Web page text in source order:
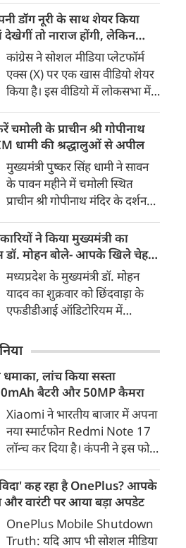
होने और कई हिस्सों में मूसलाधार
बारिश, जलभराव व बाढ़ जैसी स्थिति
को लेकर चेतावनी जारी की है।
पश्चिम भारत के तटीय इलाकों से
लेकर उत्तर भारत के मैदानी व पहाड़ी
क्षेत्रों में अगले 24 से 48 घंटों के
दौरान भारी से अत्यधिक भारी बारिश
का अलर्ट दिया गया है।
डॉग नूरी के साथ शेयर किया
देखेगीं तो नाराज होंगी, लेकिन
कांग्रेस ने सोशल मीडिया प्लेटफॉर्म
एक्स (X) पर एक खास वीडियो शेयर
किया है। इस वीडियो में लोकसभा में
सोनिया गांधी के पालतू डॉगी नूरी के
साथ समय बिताते हुए दिखाई दे रहे
हैं। वीडियो के जरिए कांग्रेस ने लोगों से
बेजुबान जानवरों के प्रति प्यार,
सम्मान और दया का भाव रखने की
अपील की है
के प्राचीन श्री गोपीनाथ
धामी की श्रद्धालुओं से अपील
मुख्यमंत्री पुष्कर सिंह धामी ने सावन
के पावन महीने में चमोली स्थित
प्राचीन श्री गोपीनाथ मंदिर के दर्शन
का इतिहास, वास्तुकला, धार्मिक
महत्व और यहां पहुंचने का पूरा मार्ग।
ने किया मुख्यमंत्री का
डॉ. मोहन बोले- आपके खिले चेहरे
है
मध्यप्रदेश के मुख्यमंत्री डॉ. मोहन
यादव का शुक्रवार को छिंदवाड़ा के
एफडीडीआई ऑडिटोरियम में
अधिकारियों-कर्मचारियों ने प्रमोशन
मौके पर मुख्यमंत्री डॉ. मोहन यादव ने
कहा कि राज्य सरकार कई तरह के
काम करना चाहती है। प्रधानमंत्री नरेंद्र
मोदी के नेतृत्व में 12 साल की यात्रा में
देश दुनिया के सामने अलग पहचान
विकास हो रहा है। लगातार जन-
कल्याणकारी योजनाओं से जनता का
कल्याण हो रहा है। प्रधानमंत्री मोदी के
नेतृत्व में देश वो निर्णय भी ले रहा है,
लांच किया सस्ता
बैटरी और 50MP कैमरा
Xiaomi ने भारतीय बाजार में अपना
नया स्मार्टफोन Redmi Note 17
लॉन्च कर दिया है। कंपनी ने इस फोन
डिस्प्ले, 8,000mAh की बड़ी बैटरी
और Qualcomm Snapdragon
चिपसेट के साथ पेश किया है। फोन में
50MP का मेन कैमरा दिया गया है।
कह रहा है OnePlus? आपके
वारंटी पर आया बड़ा अपडेट
OnePlus Mobile Shutdown
Truth: यदि आप भी सोशल मीडिया